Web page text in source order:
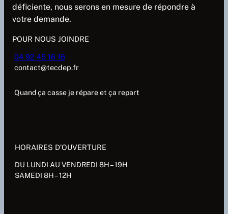
déficiente, nous serons en mesure de répondre à
votre demande.
POUR NOUS JOINDRE
04 92 45 16 16
contact@tecdep.fr
Quand ça casse je répare et ça repart
HORAIRES D’OUVERTURE
DU LUNDI AU VENDREDI 8H – 19H
SAMEDI 8H – 12H